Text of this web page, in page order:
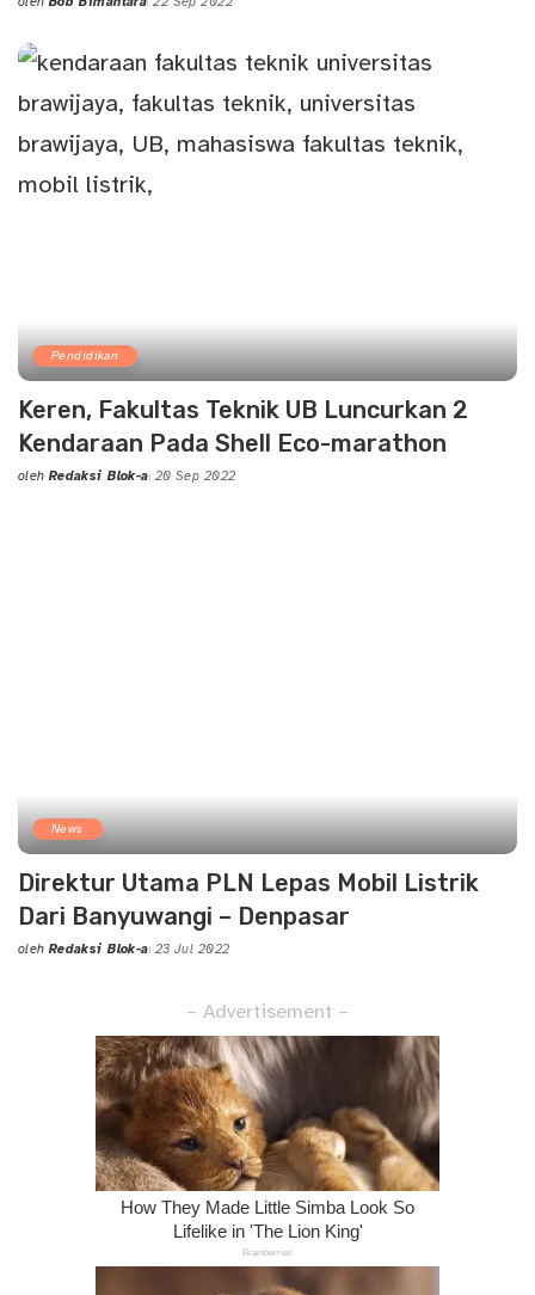
Posted
Pendidikan
Keren, Fakultas Teknik UB Luncurkan 2
Kendaraan Pada Shell Eco-marathon
Posted
oleh Redaksi Blok-a 20 Sep 2022
News
Direktur Utama PLN Lepas Mobil Listrik
Dari Banyuwangi – Denpasar
Posted
oleh Redaksi Blok-a 23 Jul 2022
– Advertisement –